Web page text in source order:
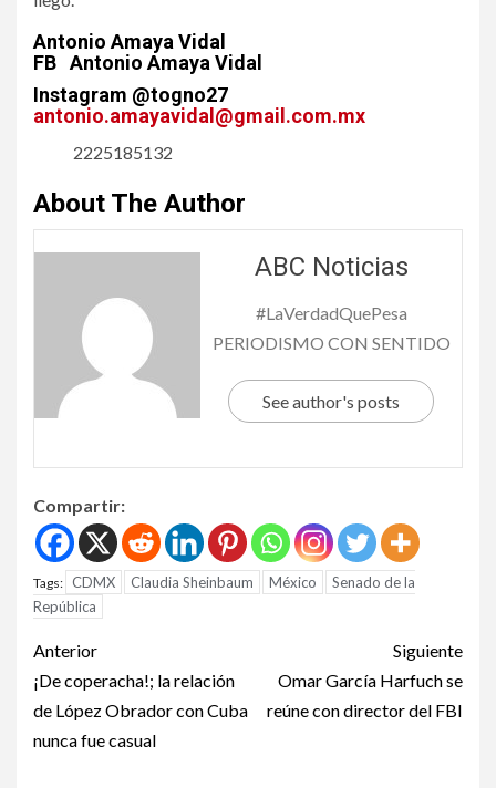
Antonio Amaya Vidal
FB Antonio Amaya Vidal
Instagram @togno27
antonio.amayavidal@gmail.com.mx
2225185132
About The Author
ABC Noticias
#LaVerdadQuePesa
PERIODISMO CON SENTIDO
See author's posts
Compartir:
Tags: CDMX Claudia Sheinbaum México
Senado de la
República
Anterior
¡De coperacha!; la relación
de López Obrador con Cuba
nunca fue casual
Siguiente
Omar García Harfuch se
reúne con director del FBI